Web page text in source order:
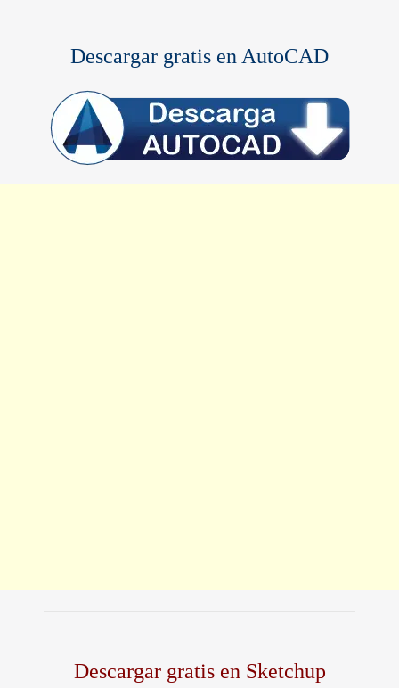
Descargar gratis en AutoCAD
Descargar gratis en Sketchup